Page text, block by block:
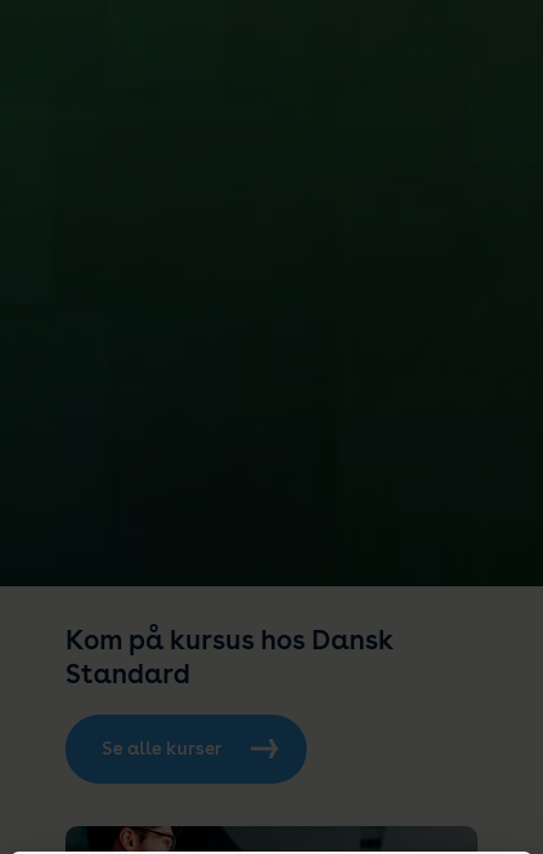
Kom på kursus hos Dansk
Standard
Se alle kurser